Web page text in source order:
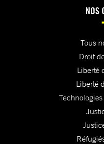
NOS
Tous
Droit
Liberté
Liberté